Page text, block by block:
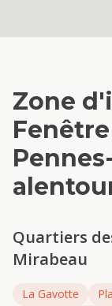
Zone
Fenêtre
Quartiers
Mirabeau
La Gavotte